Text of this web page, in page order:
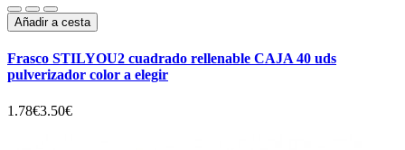
Añadir a cesta
Frasco STILYOU2 cuadrado rellenable CAJA 40 uds
pulverizador color a elegir
1.78€3.50€